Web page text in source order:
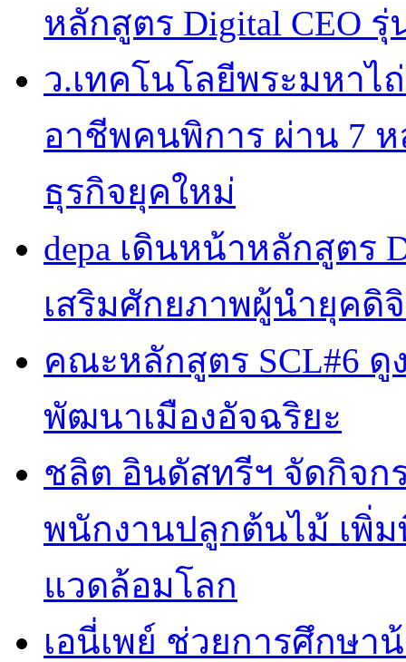
หลักสูตร Digital CEO รุ่
ว.เทคโนโลยีพระมหาไ
อาชีพคนพิการ ผ่าน 7
ธุรกิจยุคใหม่
depa เดินหน้าหลักสูตร
เสริมศักยภาพผู้นำยุคดิ
คณะหลักสูตร SCL#6 ดู
พัฒนาเมืองอัจฉริยะ
ชลิต อินดัสทรีฯ จัดกิจก
พนักงานปลูกต้นไม้ เพิ่ม
แวดล้อมโลก
เอนี่เพย์ ช่วยการศึกษา